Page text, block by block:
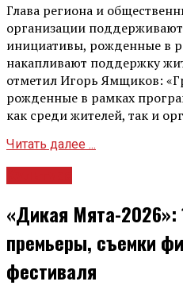
Глава региона и
организации
инициативы, рожденные в
накапливают поддержку
отметил Игорь Ямщиков:
рожденные в рамках
как среди жителей, так и
Читать далее ...
«Дикая Мята-2026»:
премьеры, съемки
фестиваля